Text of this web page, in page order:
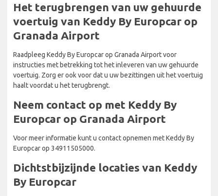
Het terugbrengen van uw gehuurde
voertuig van Keddy By Europcar op
Granada Airport
Raadpleeg Keddy By Europcar op Granada Airport voor
instructies met betrekking tot het inleveren van uw gehuurde
voertuig. Zorg er ook voor dat u uw bezittingen uit het voertuig
haalt voordat u het terugbrengt.
Neem contact op met Keddy By
Europcar op Granada Airport
Voor meer informatie kunt u contact opnemen met Keddy By
Europcar op 34911505000.
Dichtstbijzijnde locaties van Keddy
By Europcar